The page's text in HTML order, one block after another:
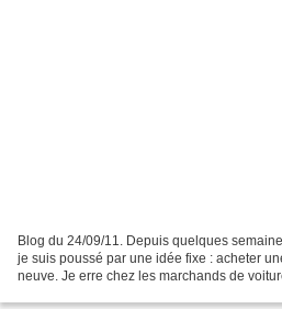
Blog du 24/09/11. Depuis quelques
je suis poussé par une idée fixe : acheter
neuve. Je erre chez les marchands de